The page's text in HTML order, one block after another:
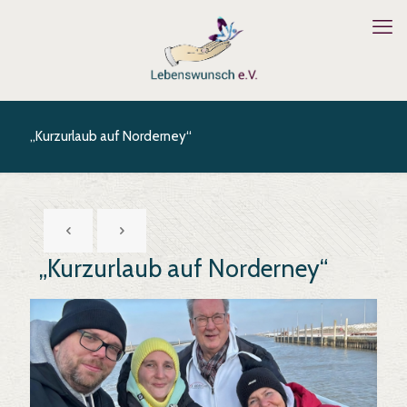
„Kurzurlaub auf Norderney“
„Kurzurlaub auf Norderney“